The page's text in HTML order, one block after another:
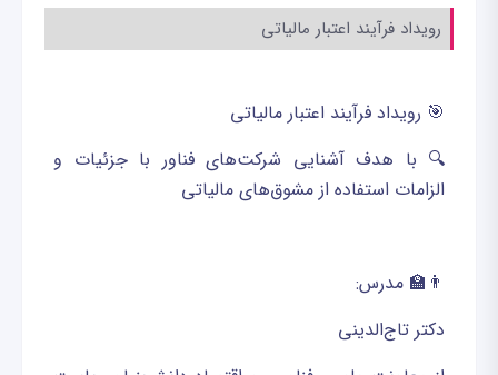
رویداد فرآیند اعتبار مالیاتی
🎯 رویداد فرآیند اعتبار مالیاتی
🔍 با هدف آشنایی شرکت‌های فناور با جزئیات و
الزامات استفاده از مشوق‌های مالیاتی
👨‍🏫 مدرس:
دکتر تاج‌الدینی